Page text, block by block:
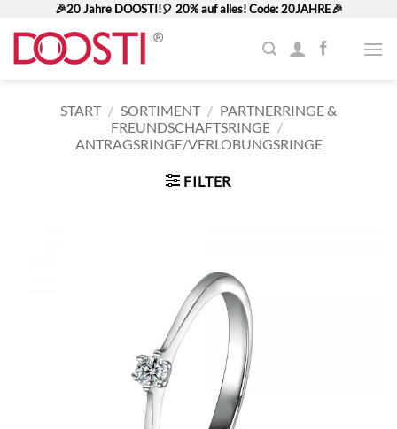
Inhalt
springen
🎉20 Jahre DOOSTI!🎈 20% auf alles! Code: 20JAHRE🎉
START / SORTIMENT / PARTNERRINGE &
FREUNDSCHAFTSRINGE /
ANTRAGSRINGE/VERLOBUNGSRINGE
FILTER